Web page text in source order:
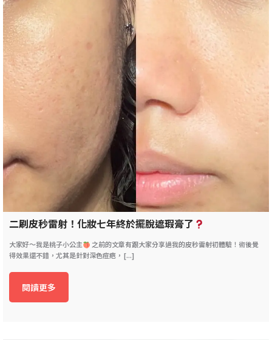
二刷皮秒雷射！化妝七年終於擺脫遮瑕膏了
大家好～我是桃子小公主
之前的文章有跟大家分享過我的皮秒雷射初體驗！術後覺
得效果還不錯，尤其是針對深色痘疤， [...]
閱讀更多